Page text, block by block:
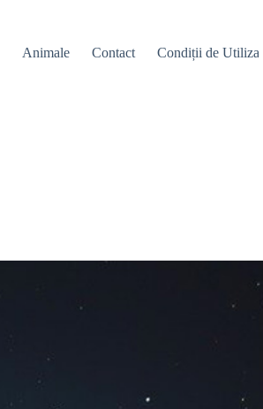
Animale Contact Condiții de Utilizare